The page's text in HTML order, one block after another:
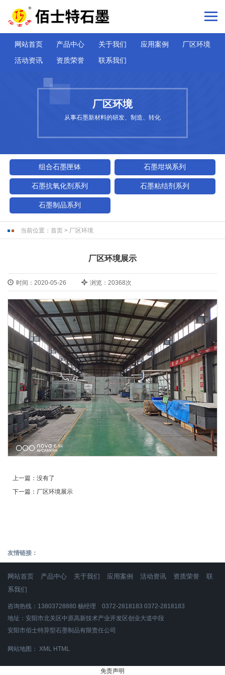
网站首页 产品中心 关于我们 应用案例
厂区环境
活动资讯
资质荣誉 联系我们
厂区环境
从事石墨新材料的研发、制造、转化
组合石墨匣钵 石墨坩埚系列
石墨抗氧化剂系列 石墨粘结剂系列
石墨制品系列
当前位置： 首页 > 厂区环境
厂区环境展示
时间：2020-05-26 浏览：20368次
上一篇： 没有了
下一篇： 厂区环境展示
友情链接：
网站首页 产品中心 关于我们 应用案例 活动资讯 资质荣誉
联
系我们
咨询热线：13803728880 杨经理 0372-2818183 0372-2818183
地址：安阳市北关区中原高新技术产业开发区创业大道中段
安阳市佰士特异型石墨制品有限责任公司
网站地图： XML HTML
免责声明